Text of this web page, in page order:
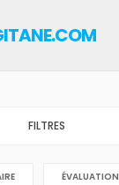
FILTRES
ÉVALUATION